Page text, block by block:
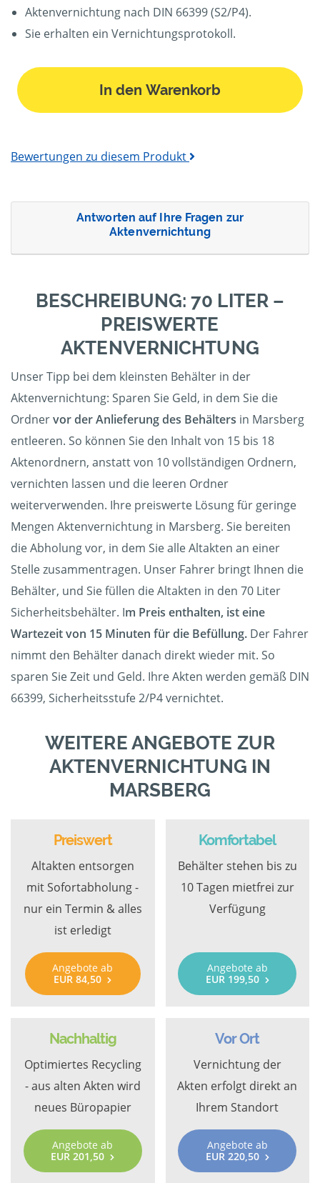
Aktenvernichtung nach DIN 66399 (S2/P4).
Sie erhalten ein Vernichtungsprotokoll.
In den Warenkorb
Bewertungen zu diesem Produkt
Antworten auf Ihre Fragen zur
Aktenvernichtung
BESCHREIBUNG: 70 LITER –
PREISWERTE
AKTENVERNICHTUNG
Unser Tipp bei dem kleinsten Behälter in der
Aktenvernichtung: Sparen Sie Geld, in dem Sie die
Ordnervor der Anlieferung des Behälters in Marsberg
entleeren. So können Sie den Inhalt von 15 bis 18
Aktenordnern, anstatt von 10 vollständigen Ordnern,
vernichten lassen und die leeren Ordner
weiterverwenden. Ihre preiswerte Lösung für geringe
Mengen Aktenvernichtung in Marsberg. Sie bereiten
die Abholung vor, in dem Sie alle Altakten an einer
Stelle zusammentragen. Unser Fahrer bringt Ihnen die
Behälter, und Sie füllen die Altakten in den 70 Liter
Sicherheitsbehälter. Im Preis enthalten, ist eine
Wartezeit von 15 Minuten für die Befüllung. Der Fahrer
nimmt den Behälter danach direkt wieder mit. So
sparen Sie Zeit und Geld. Ihre Akten werden gemäß DIN
66399, Sicherheitsstufe 2/P4 vernichtet.
WEITERE ANGEBOTE ZUR
AKTENVERNICHTUNG IN
MARSBERG
Preiswert
Altakten entsorgen
mit Sofortabholung -
nur ein Termin & alles
ist erledigt
Angebote ab
EUR 84,50
Komfortabel
Behälter stehen bis zu
10 Tagen mietfrei zur
Verfügung
Angebote ab
EUR 199,50
Nachhaltig
Optimiertes Recycling
- aus alten Akten wird
neues Büropapier
Angebote ab
EUR 201,50
Vor Ort
Vernichtung der
Akten erfolgt direkt an
Ihrem Standort
Angebote ab
EUR 220,50